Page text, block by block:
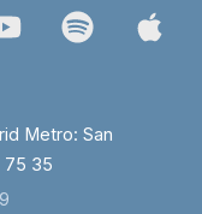
Metro: San
75 35